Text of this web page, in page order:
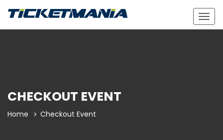
CHECKOUT EVENT
Home Checkout Event